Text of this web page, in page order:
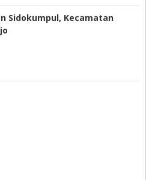
Sidokumpul, Kecamatan